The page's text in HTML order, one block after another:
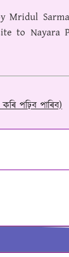
Mridul
to Nayara
পঢ়িব পাৰিব)